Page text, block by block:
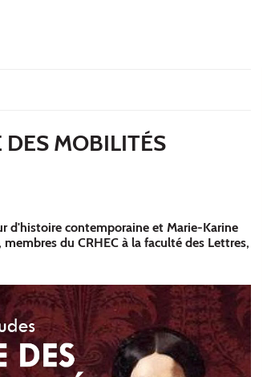
DES MOBILITÉS
d'histoire contemporaine et Marie-Karine
du CRHEC à la faculté des Lettres,